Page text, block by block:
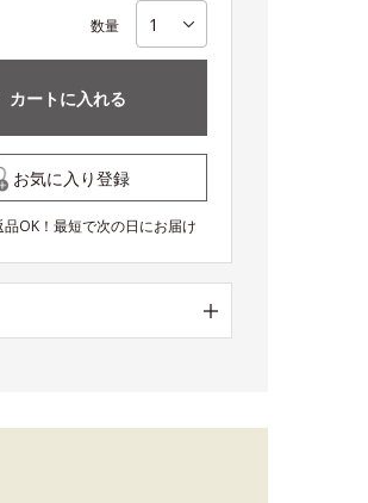
数量
カートに入れる
お気に入り登録
OK！最短で次の日にお届け